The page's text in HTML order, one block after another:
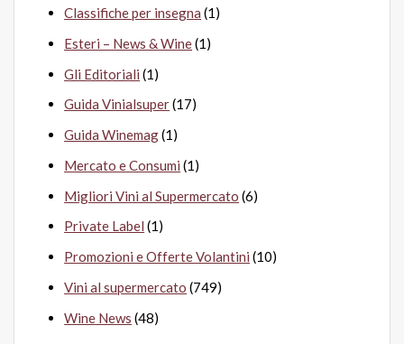
Classifiche per insegna (1)
Esteri – News & Wine(1)
Gli Editoriali (1)
Guida Vinialsuper(17)
Guida Winemag(1)
Mercato e Consumi (1)
Migliori Vini al Supermercato (6)
Private Label (1)
Promozioni e Offerte Volantini (10)
Vini al supermercato (749)
Wine News (48)